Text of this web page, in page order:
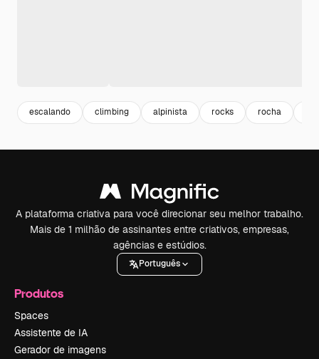
escalando climbing alpinista rocks rocha
A plataforma criativa para você direcionar seu melhor trabalho.
Mais de 1 milhão de assinantes entre criativos, empresas,
agências e estúdios.
Português
Produtos
Spaces
Assistente de IA
Gerador de imagens